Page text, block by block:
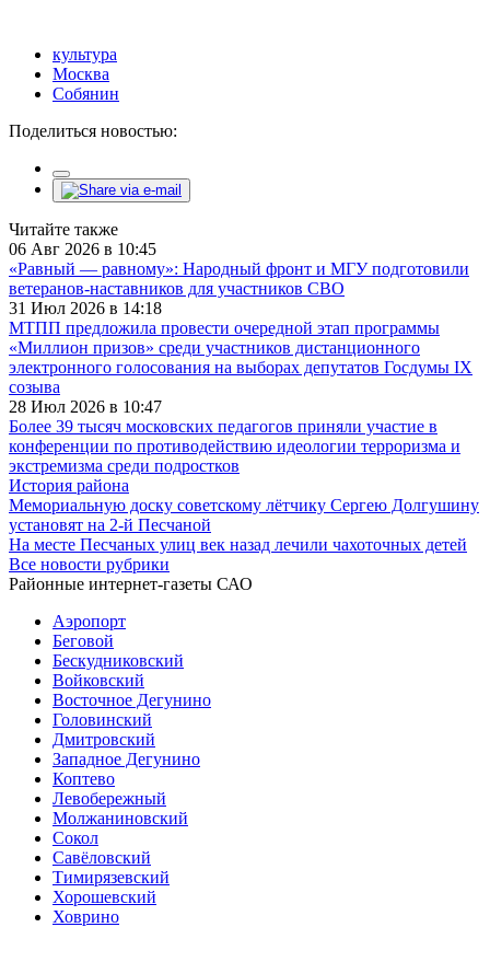
культура
Москва
Собянин
Поделиться новостью:
Читайте также
06 Авг 2026 в 10:45
«Равный — равному»: Народный фронт и МГУ подготовили
ветеранов-наставников для участников СВО
31 Июл 2026 в 14:18
МТПП предложила провести очередной этап программы
«Миллион призов» среди участников дистанционного
электронного голосования на выборах депутатов Госдумы IX
созыва
28 Июл 2026 в 10:47
Более 39 тысяч московских педагогов приняли участие в
конференции по противодействию идеологии терроризма и
экстремизма среди подростков
История района
Мемориальную доску советскому лётчику Сергею Долгушину
установят на 2-й Песчаной
На месте Песчаных улиц век назад лечили чахоточных детей
Все новости рубрики
Районные интернет-газеты САО
Аэропорт
Беговой
Бескудниковский
Войковский
Восточное Дегунино
Головинский
Дмитровский
Западное Дегунино
Коптево
Левобережный
Молжаниновский
Сокол
Савёловский
Тимирязевский
Хорошевский
Ховрино